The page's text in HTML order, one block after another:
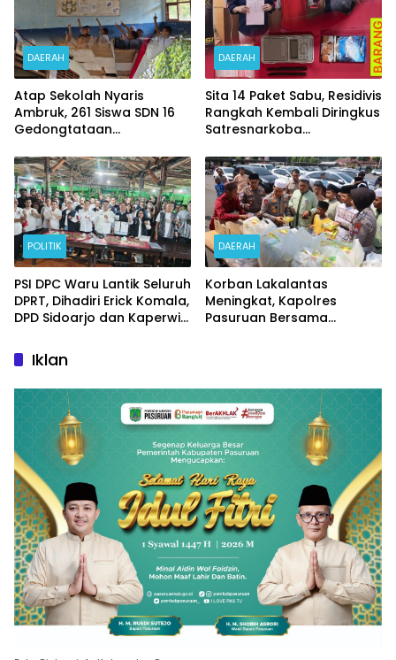
DAERAH
Atap Sekolah Nyaris
Ambruk, 261 Siswa SDN 16
Gedongtataan
Demi Belajar
DAERAH
Sita 14 Paket Sabu, Residivis
Rangkah Kembali Diringkus
Satresnarkoba
POLITIK
PSI DPC Waru Lantik Seluruh
DPRT, Dihadiri Erick Komala,
DPD Sidoarjo dan Kaperwil
DAERAH
Korban Lakalantas
Meningkat, Kapolres
Pasuruan Bersama
Iklan